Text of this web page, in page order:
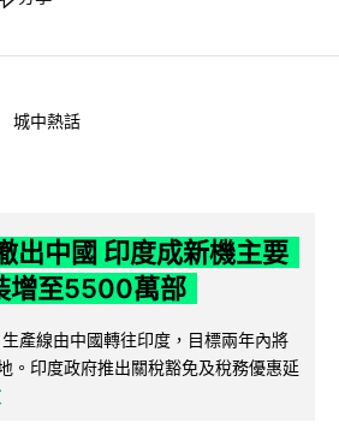
城中熱話
出中國 印度成新機主要
增至5500萬部
產線由中國轉往印度，目標兩年內將
。印度政府推出關稅豁免及稅務優惠延